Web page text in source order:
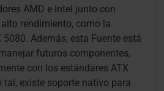
AMD e Intel junto con
rendimiento, como la
5080. Además, esta Fuente está
futuros componentes,
con los estándares ATX
tal, existe soporte nativo para